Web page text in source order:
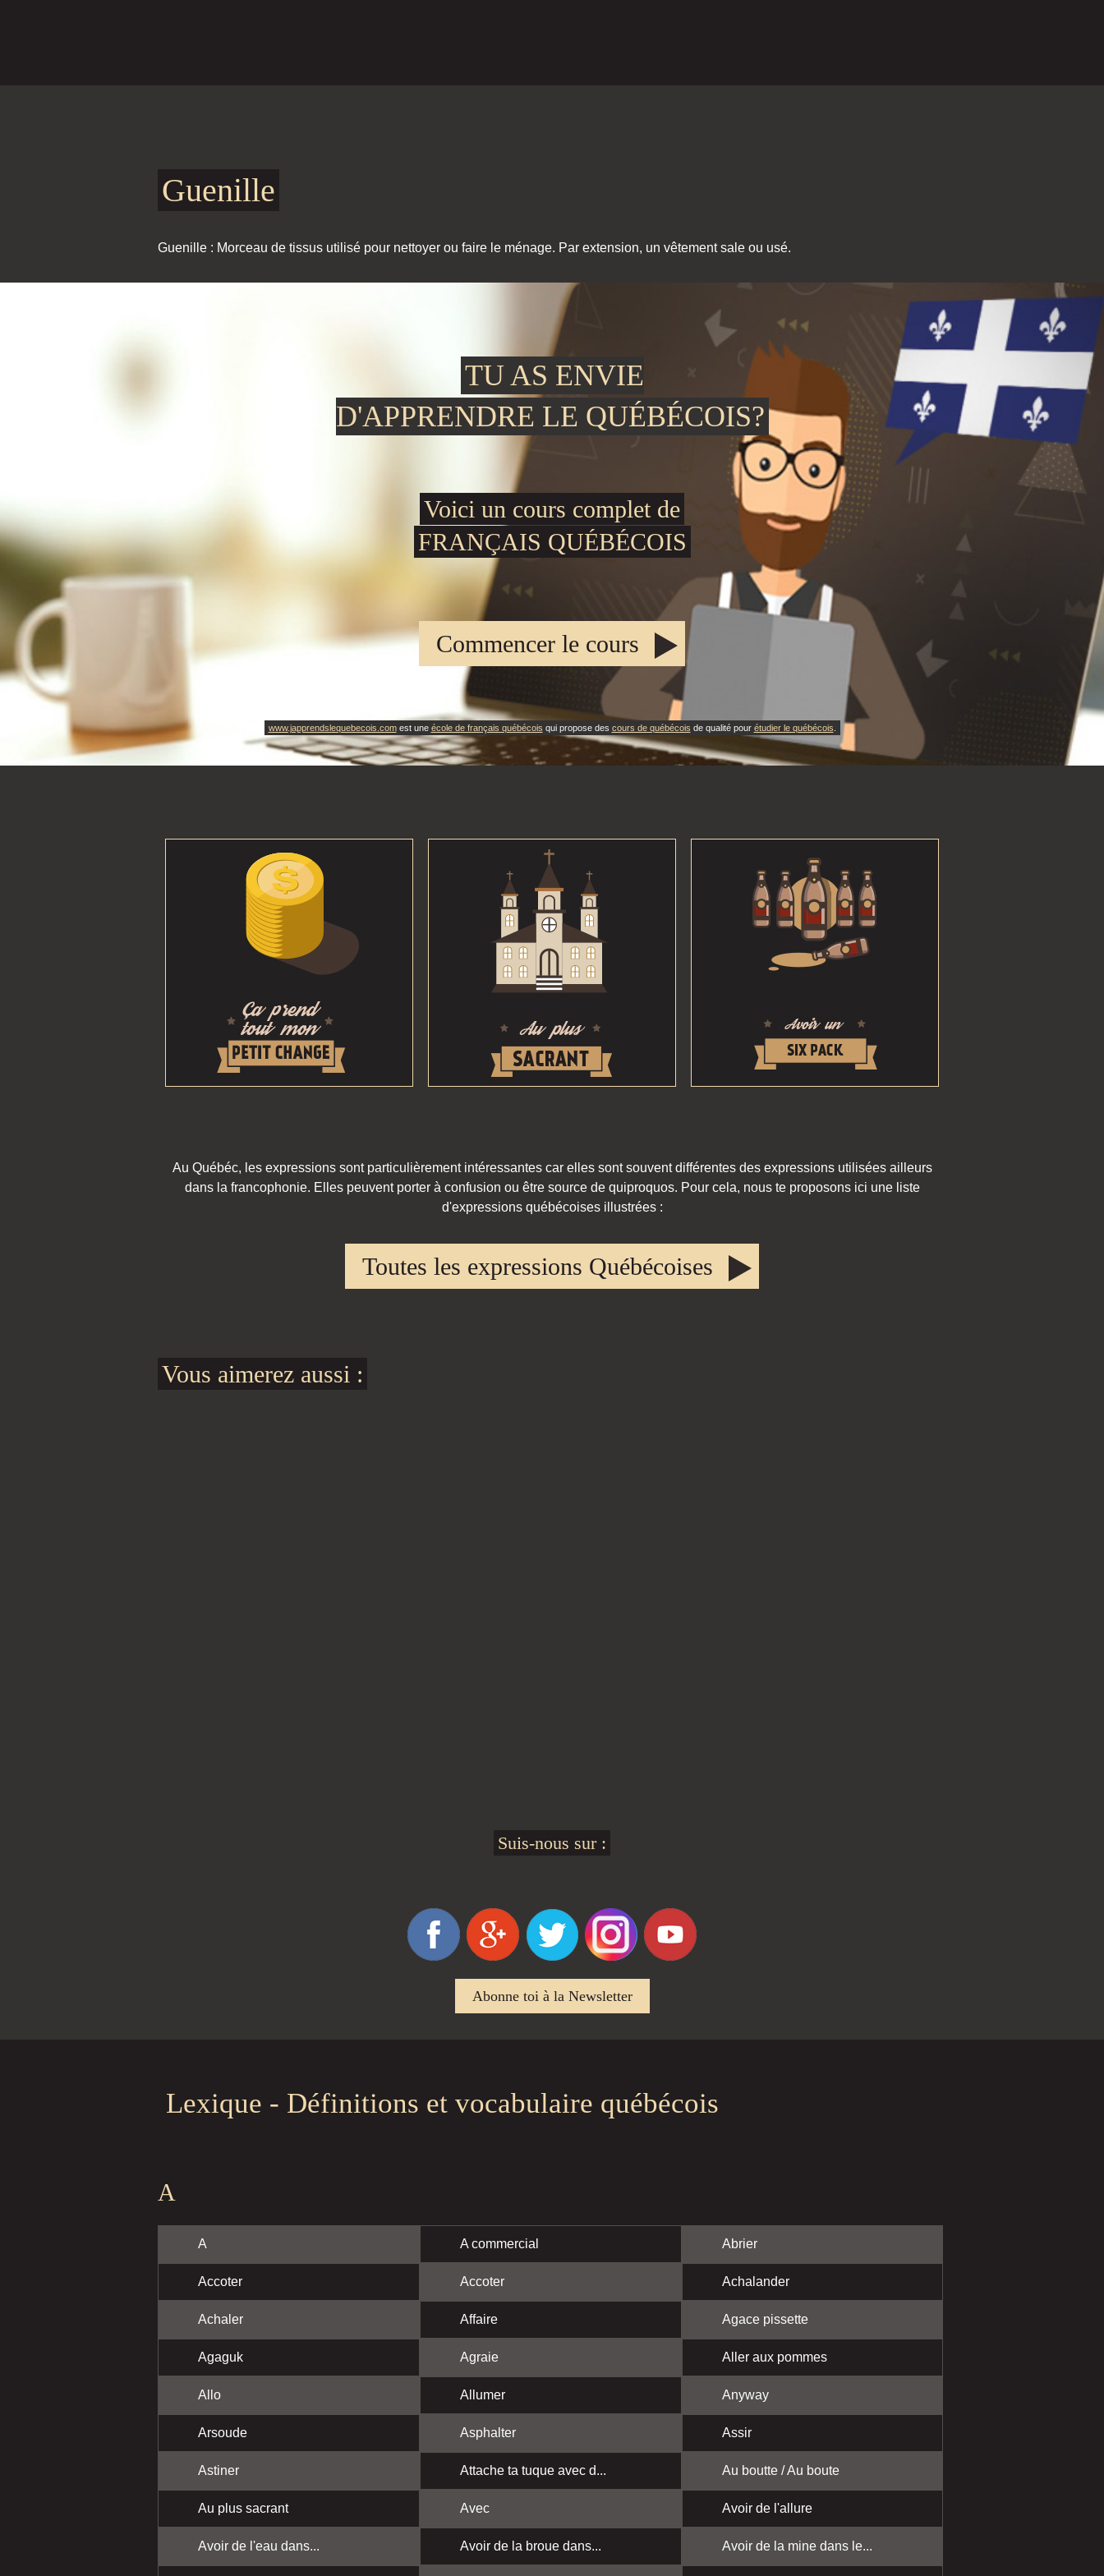
Guenille
Guenille : Morceau de tissus utilisé pour nettoyer ou faire le ménage. Par extension, un vêtement sale ou usé.
TU AS ENVIE
D'APPRENDRE LE QUÉBÉCOIS?
Voici un cours complet de
FRANÇAIS QUÉBÉCOIS
Commencer le cours
www.japprendslequebecois.comest une école de français québécois qui propose des cours de québécois de qualité pour étudier le québécois
Au Québéc, les expressions sont particulièrement intéressantes car elles sont souvent différentes des expressions utilisées ailleurs
dans la francophonie. Elles peuvent porter à confusion ou être source de quiproquos. Pour cela, nous te proposons ici une liste
d'expressions québécoises illustrées :
Toutes les expressions Québécoises
Vous aimerez aussi :
Suis-nous sur :
Abonne toi à la Newsletter
Lexique - Définitions et vocabulaire québécois
A
A A commercial Abrier
Accoter Accoter Achalander
Achaler Affaire Agace pissette
Agaguk Agraie Aller aux pommes
Allo Allumer Anyway
Arsoude Asphalter Assir
Astiner Attache ta tuque avec d... Au boutte / Au boute
Au plus sacrant Avec Avoir de l'allure
Avoir de l'eau dans... Avoir de la broue dans... Avoir de la mine dans le...